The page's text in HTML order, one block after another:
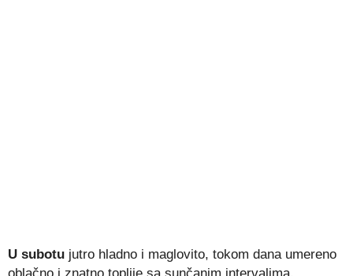
U subotu jutro hladno i maglovito, tokom dana umereno